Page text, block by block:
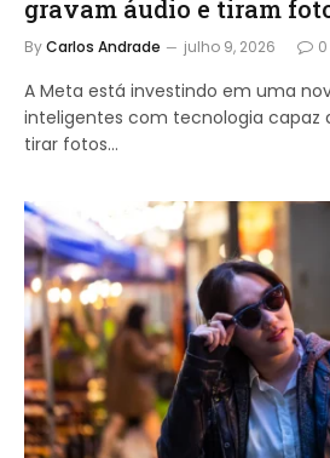
gravam áudio e tiram
ByCarlos Andrade julho 9, 2026 0
A Meta está investindo em uma
inteligentes com tecnologia capaz
tirar fotos…